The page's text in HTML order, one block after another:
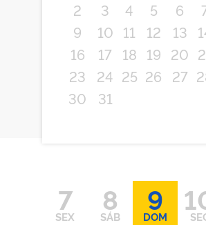
2
3 4 5 6
9
10 11 12 13
16
17 18 19 20
23
24 25 26 27
30
31
7
SEX
8
SÁB
9
DOM